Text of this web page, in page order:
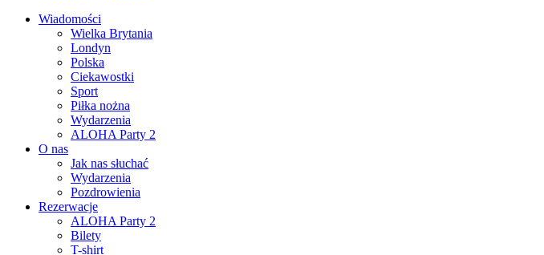
Wiadomości
Wielka Brytania
Londyn
Polska
Ciekawostki
Sport
Piłka nożna
Wydarzenia
ALOHA Party 2
O nas
Jak nas słuchać
Wydarzenia
Pozdrowienia
Rezerwacje
ALOHA Party 2
Bilety
T-shirt